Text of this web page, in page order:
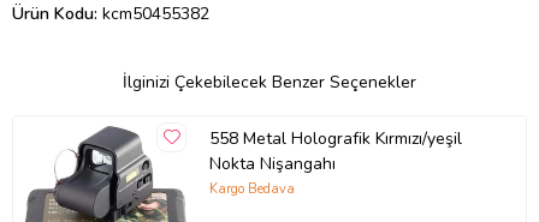
Ürün Kodu: kcm50455382
İlginizi Çekebilecek Benzer Seçenekler
558 Metal Holografik Kırmızı/yeşil
Nokta Nişangahı
Kargo Bedava